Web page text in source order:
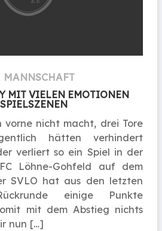
MANNSCHAFT
MIT VIELEN EMOTIONEN
vorne nicht macht, drei Tore
hätten verhindert
verliert so ein Spiel in der
Löhne-Gohfeld auf dem
SVLO hat aus den letzten
einige Punkte
mit dem Abstieg nichts
nun […]